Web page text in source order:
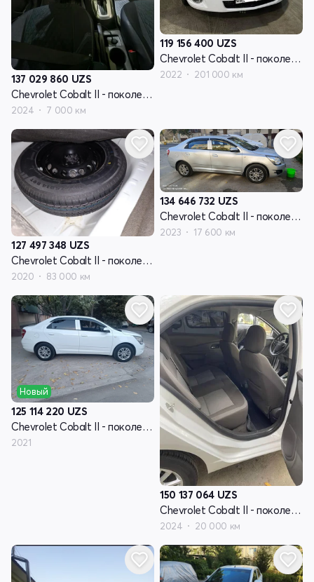
137 029 860 UZS
Chevrolet Cobalt II - поколение рестайлинг
2024 7 000 км
119 156 400 UZS
Chevrolet Cobalt II - поколение рестайлинг
2022 201 000 км
127 497 348 UZS
Chevrolet Cobalt II - поколение рестайлинг
2020 83 000 км
134 646 732 UZS
Chevrolet Cobalt II - поколение рестайлинг
2023 17 600 км
Новый
125 114 220 UZS
Chevrolet Cobalt II - поколение рестайлинг
2021
150 137 064 UZS
Chevrolet Cobalt II - поколение рестайлинг
2024 20 000 км